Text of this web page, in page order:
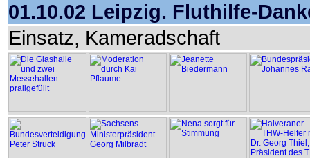
01.10.02 Leipzig. Fluthilfe-
Einsatz, Kameradschaft